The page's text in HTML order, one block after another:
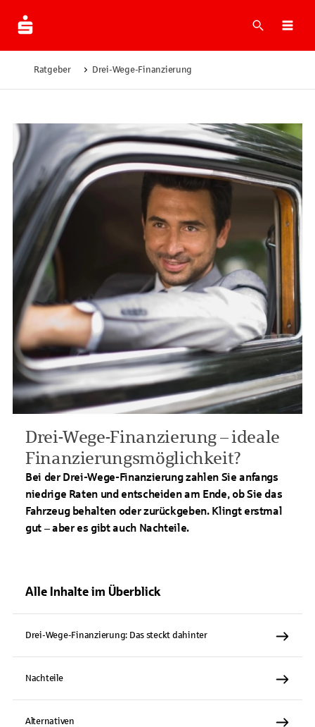
Suche
Ratgeber Drei-Wege-Finanzierung
Drei-Wege-Finanzierung – ideale
Finanzierungsmöglichkeit?
Bei der Drei-Wege-Finanzierung zahlen Sie anfangs
niedrige Raten und entscheiden am Ende, ob Sie das
Fahrzeug behalten oder zurückgeben. Klingt erstmal
gut – aber es gibt auch Nachteile.
Alle Inhalte im Überblick
Drei-Wege-Finanzierung: Das steckt dahinter
Nachteile
Alternativen